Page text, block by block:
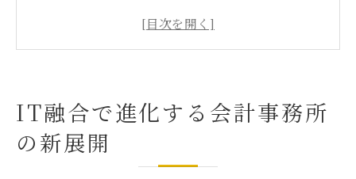
クラウド会計を活かす会計事務所の戦略と
は
フロントエンド技術が広げる経営支援の幅
IT融合で進化する会計事務所
の新展開